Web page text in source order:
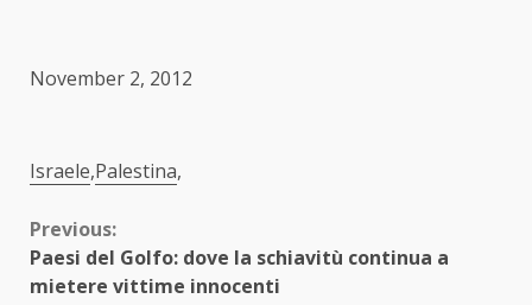
November 2, 2012
Israele,Palestina,
Continue
Reading
Previous:
Paesi del Golfo: dove la schiavitù continua a
mietere vittime innocenti